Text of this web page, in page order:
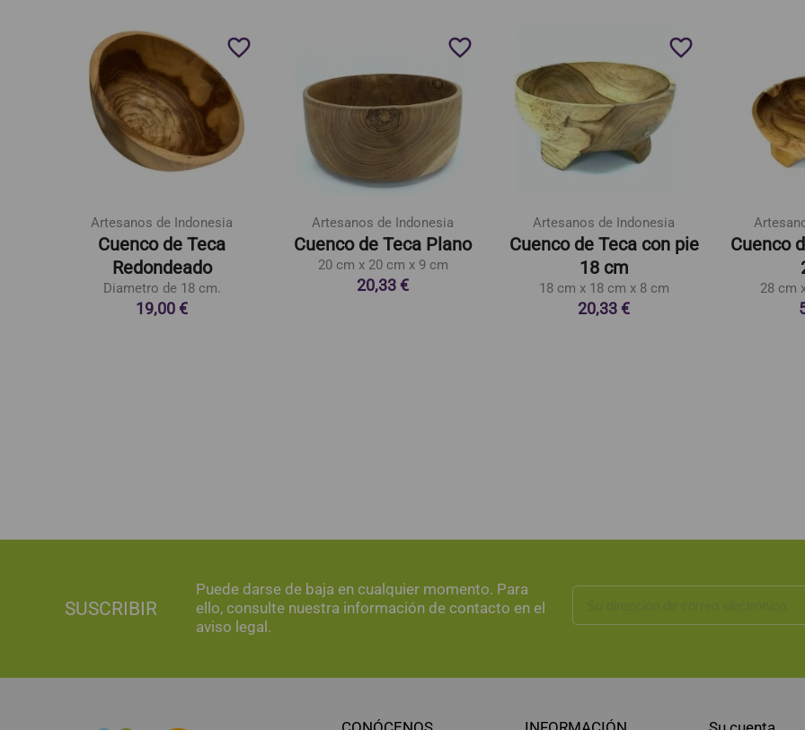
Artesanos de Indonesia
Cuenco de Teca
Redondeado
Diametro de 18 cm.
19,00 €
favorite_border
Artesanos de Indonesia
Cuenco de Teca Plano
20 cm x 20 cm x 9 cm
20,33 €
favorite_border
Artesanos de Indonesia
Cuenco de Teca con pie
18 cm
18 cm x 18 cm x 8 cm
20,33 €
favorite_border
Cuenco
28 cm
SUSCRIBIR
Puede darse de baja en cualquier momento. Para
ello, consulte nuestra información de contacto en el
aviso legal.